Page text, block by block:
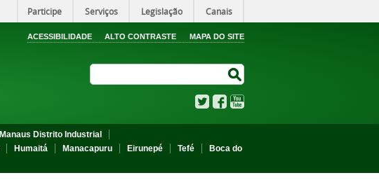
Participe Serviços Legislação Canais
ACESSIBILIDADE ALTO CONTRASTE MAPA DO SITE
TwitterFacebook
Manaus Distrito Industrial
Humaitá Manacapuru Eirunepé Tefé
Boca do